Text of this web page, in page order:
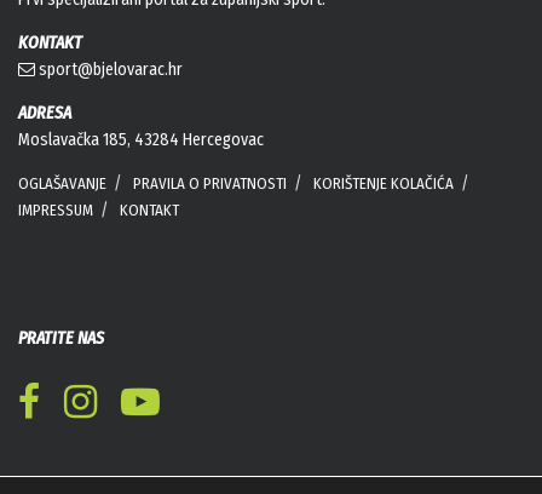
KONTAKT
sport@bjelovarac.hr
ADRESA
Moslavačka 185, 43284 Hercegovac
OGLAŠAVANJE PRAVILA O PRIVATNOSTI
KORIŠTENJE KOLAČIĆA
IMPRESSUM
KONTAKT
PRATITE NAS